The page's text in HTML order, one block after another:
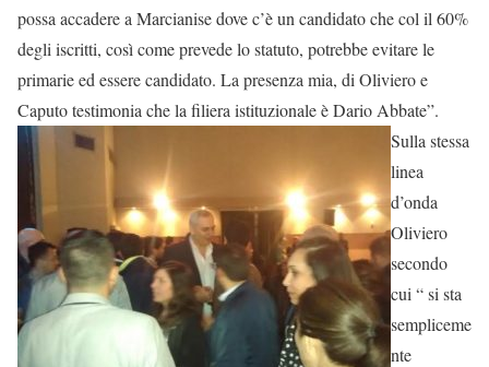
possa accadere a Marcianise dove c’è un candidato che col il 60%
degli iscritti, così come prevede lo statuto, potrebbe evitare le
primarie ed essere candidato. La presenza mia, di Oliviero e
Caputo testimonia che la filiera istituzionale è Dario Abbate”.
Sulla stessa
linea
d’onda
Oliviero
secondo
cui “ si sta
sempliceme
nte